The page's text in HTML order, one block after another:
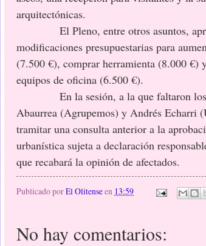
arquitectónicas.
El Pleno, entre otros asuntos,
modificaciones presupuestarias para
(7.500 €), comprar herramienta (8.000 €)
equipos de oficina (6.500 €).
En la sesión, a la que faltaron
Abaurrea (Agrupemos) y Andrés Echarri
tramitar una consulta anterior a la
urbanística sujeta a declaración
que recabará la opinión de afectados.
Publicado porEl Olitenseen 13:59
No hay comentarios: